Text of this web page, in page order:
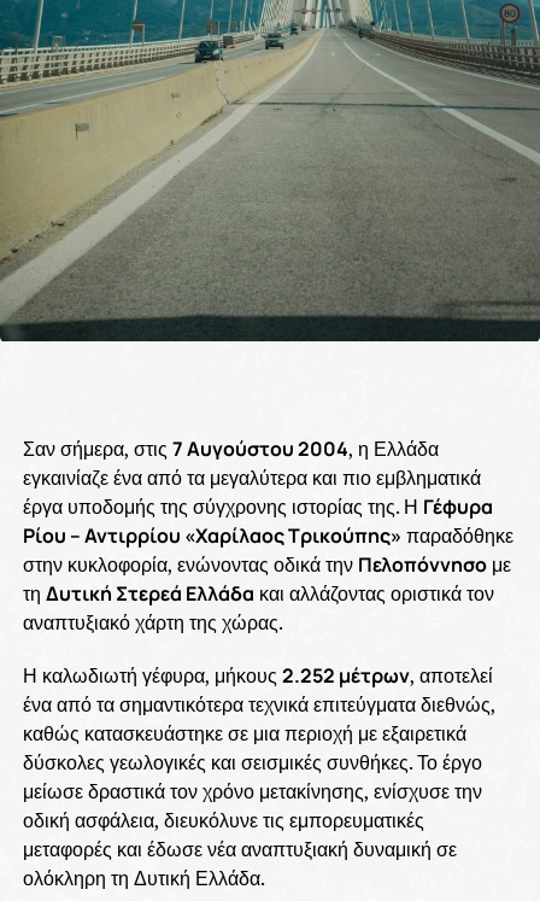
Σαν σήμερα, στις 7 Αυγούστου 2004, η Ελλάδα
εγκαινίαζε ένα από τα μεγαλύτερα και πιο εμβληματικά
έργα υποδομής της σύγχρονης ιστορίας της. Η Γέφυρα
Ρίου – Αντιρρίου «Χαρίλαος Τρικούπης» παραδόθηκε
στην κυκλοφορία, ενώνοντας οδικά την Πελοπόννησομε
τη Δυτική Στερεά Ελλάδα και αλλάζοντας οριστικά τον
αναπτυξιακό χάρτη της χώρας.
Η καλωδιωτή γέφυρα, μήκους 2.252 μέτρων, αποτελεί
ένα από τα σημαντικότερα τεχνικά επιτεύγματα διεθνώς,
καθώς κατασκευάστηκε σε μια περιοχή με εξαιρετικά
δύσκολες γεωλογικές και σεισμικές συνθήκες. Το έργο
μείωσε δραστικά τον χρόνο μετακίνησης, ενίσχυσε την
οδική ασφάλεια, διευκόλυνε τις εμπορευματικές
μεταφορές και έδωσε νέα αναπτυξιακή δυναμική σε
ολόκληρη τη Δυτική Ελλάδα.